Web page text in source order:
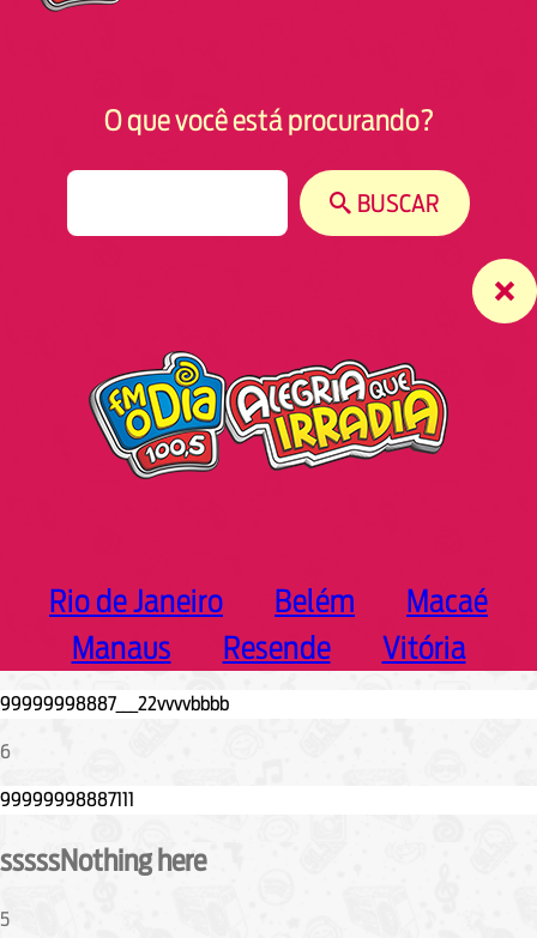
O que você está procurando?
BUSCAR
Rio de Janeiro Belém
Macaé
Manaus
Resende Vitória
6
sssssNothing here
5